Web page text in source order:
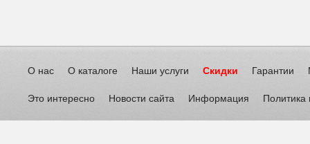
О нас О каталоге Наши услуги Скидки Гарантии
Это интересно Новости сайта Информация Политика